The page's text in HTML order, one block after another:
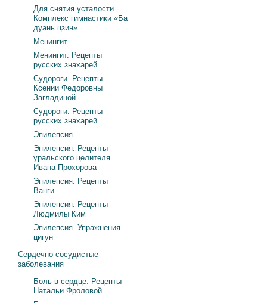
Для снятия усталости.
Комплекс гимнастики «Ба
дуань цзин»
Менингит
Менингит. Рецепты
русских знахарей
Судороги. Рецепты
Ксении Федоровны
Загладиной
Судороги. Рецепты
русских знахарей
Эпилепсия
Эпилепсия. Рецепты
уральского целителя
Ивана Прохорова
Эпилепсия. Рецепты
Ванги
Эпилепсия. Рецепты
Людмилы Ким
Эпилепсия. Упражнения
цигун
Сердечно-сосудистые
заболевания
Боль в сердце. Рецепты
Натальи Фроловой